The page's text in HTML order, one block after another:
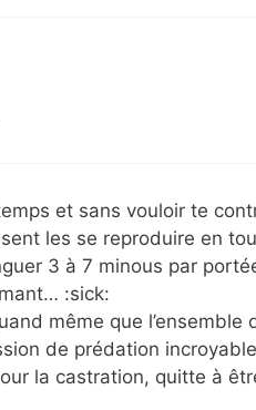
et sans vouloir te
les se reproduire en
3 à 7 minous par
:sick:
même que
de prédation
la castration, quitte à